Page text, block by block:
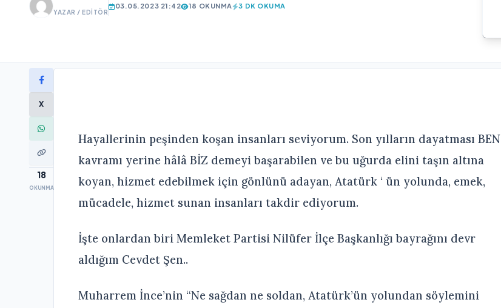
YAZAR / EDITÖR
03.05.2023 21:42 18 OKUNMA 3 DK OKUMA
X
18
OKUNMA
Hayallerinin peşinden koşan insanları seviyorum. Son yılların dayatması BEN
kavramı yerine hâlâ BİZ demeyi başarabilen ve bu uğurda elini taşın altına
koyan, hizmet edebilmek için gönlünü adayan, Atatürk ‘ ün yolunda, emek,
mücadele, hizmet sunan insanları takdir ediyorum.
İşte onlardan biri Memleket Partisi Nilüfer İlçe Başkanlığı bayrağını devr
aldığım Cevdet Şen..
Muharrem İnce’nin “Ne sağdan ne soldan, Atatürk’ün yolundan söylemini